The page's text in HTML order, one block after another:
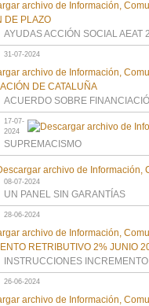
AYUDAS ACCIÓN SOCIAL AEAT
31-07-2024
ACUERDO SOBRE
17-07-
2024
SUPREMACISMO
08-07-2024
UN PANEL SIN GARANTÍAS
28-06-2024
INSTRUCCIONES
26-06-2024